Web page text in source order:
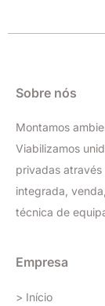
Sobre nós
Montamos
Viabilizamos
privadas
integrada,
técnica de
Empresa
> Início